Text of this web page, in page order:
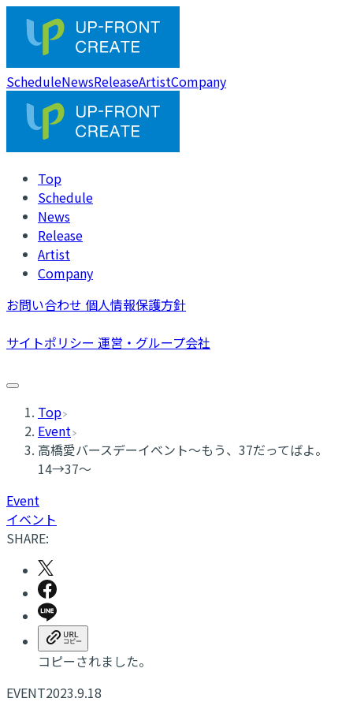
ScheduleNewsReleaseArtistCompany
Top
Schedule
News
Release
Artist
Company
お問い合わせ 個人情報保護方針
サイトポリシー 運営・グループ会社
Top
Event
高橋愛バースデーイベント～もう、37だってばよ。
14→37～
Event
イベント
SHARE:
コピーされました。
EVENT2023.9.18